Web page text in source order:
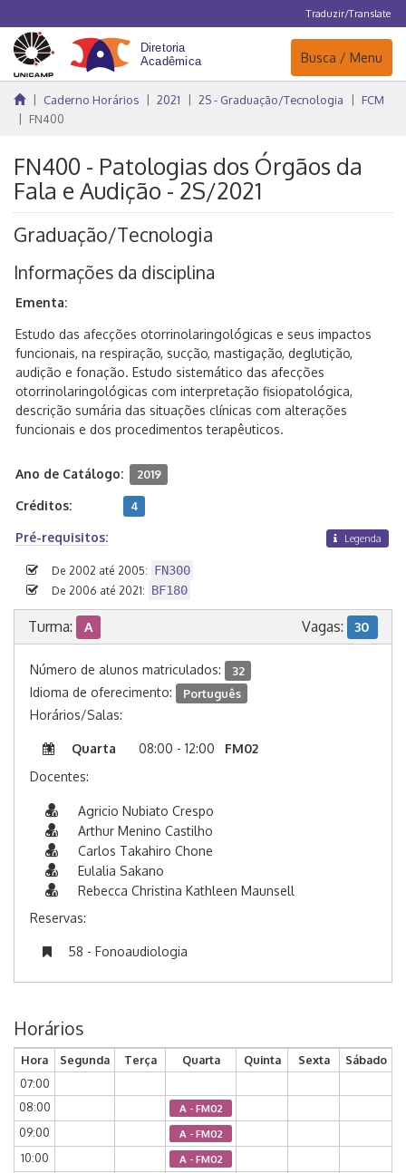
Traduzir/Translate
Navegação
Busca / Menu
Caderno Horários 2021 2S - Graduação/Tecnologia
FCM
FN400
FN400 - Patologias dos Órgãos da
Fala e Audição - 2S/2021
Graduação/Tecnologia
Informações da disciplina
Ementa:
Estudo das afecções otorrinolaringológicas e seus impactos
funcionais, na respiração, sucção, mastigação, deglutição,
audição e fonação. Estudo sistemático das afecções
otorrinolaringológicas com interpretação fisiopatológica,
descrição sumária das situações clínicas com alterações
funcionais e dos procedimentos terapêuticos.
Ano de Catálogo: 2019
Créditos: 4
Pré-requisitos: Legenda
De 2002 até 2005: FN300
De 2006 até 2021: BF180
Turma: A Vagas: 30
Número de alunos matriculados: 32
Idioma de oferecimento: Português
Horários/Salas:
Quarta 08:00 - 12:00
FM02
Docentes:
Agricio Nubiato Crespo
Arthur Menino Castilho
Carlos Takahiro Chone
Eulalia Sakano
Rebecca Christina Kathleen Maunsell
Reservas:
58 - Fonoaudiologia
Horários
Hora Segunda Terça Quarta Quinta Sexta
Sábado
07:00
08:00
A - FM02
09:00 A - FM02
10:00 A - FM02